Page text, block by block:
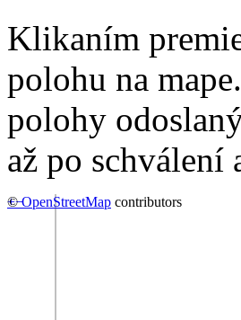
Klikaním
polohu na
polohy
až po schválení
+−
©OpenStreetMap contributors